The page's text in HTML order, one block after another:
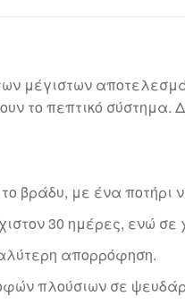
μέγιστων
πεπτικό σύστημα.
βράδυ, με ένα ποτήρι
30 ημέρες, ενώ
απορρόφηση.
πλούσιων σε